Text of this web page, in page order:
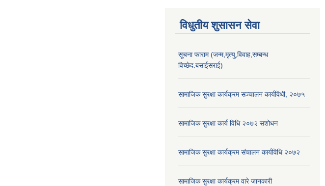
विधुतीय शुसासन सेवा
सूचना फाराम (जन्म,मृत्यु,विवाह,सम्बन्ध
विच्छेद.बसाईसराई)
सामाजिक सुरक्षा कार्यक्रम सञ्चालन कार्यविधी, २०७५
सामाजिक सुरक्षा कार्य विधि २०७२ स‌शोधन
सामाजिक सुरक्षा कार्यक्रम संचालन कार्यविधि २०७२
सामाजिक सुरक्षा कार्यक्रम वारे जानकारी